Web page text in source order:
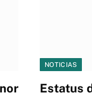
NOTICIAS
Estatus